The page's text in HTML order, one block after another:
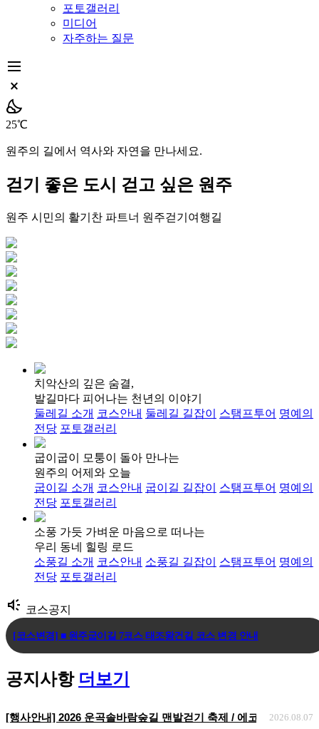
포토갤러리
미디어
자주하는 질문
dehaze
close_small
partly_cloudy_night
25℃
원주의 길에서 역사와 자연을 만나세요.
걷기 좋은 도시 걷고 싶은 원주
원주 시민의 활기찬 파트너 원주걷기여행길
치악산의 깊은 숨결,
발길마다 피어나는 천년의 이야기
둘레길 소개 코스안내 둘레길 길잡이 스탬프투어 명예의
전당 포토갤러리
굽이굽이 모퉁이 돌아 만나는
원주의 어제와 오늘
굽이길 소개 코스안내 굽이길 길잡이 스탬프투어 명예의
전당 포토갤러리
소풍 가듯 가벼운 마음으로 떠나는
우리 동네 힐링 로드
소풍길 소개 코스안내 소풍길 길잡이 스탬프투어 명예의
전당 포토갤러리
brand_awareness 코스공지
[코스변경] ■ 원주굽이길 7코스 태조왕건길 코스 변경 안내
[코스변경] ■ 원주굽이길 3코스 회촌달맞이길
[임시코스변경] ■ 원주굽이길 18코스 반계리은행나무길 임시노선 및 스
공지사항 더보기
[행사안내] 2026 운곡솔바람숲길 맨발걷기 축제 / 에코힐링 맨발
2026.08.07